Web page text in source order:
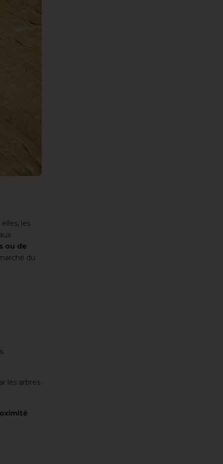
les
ou de
du
les arbres
de confidentialité, en garantissant la conformité avec